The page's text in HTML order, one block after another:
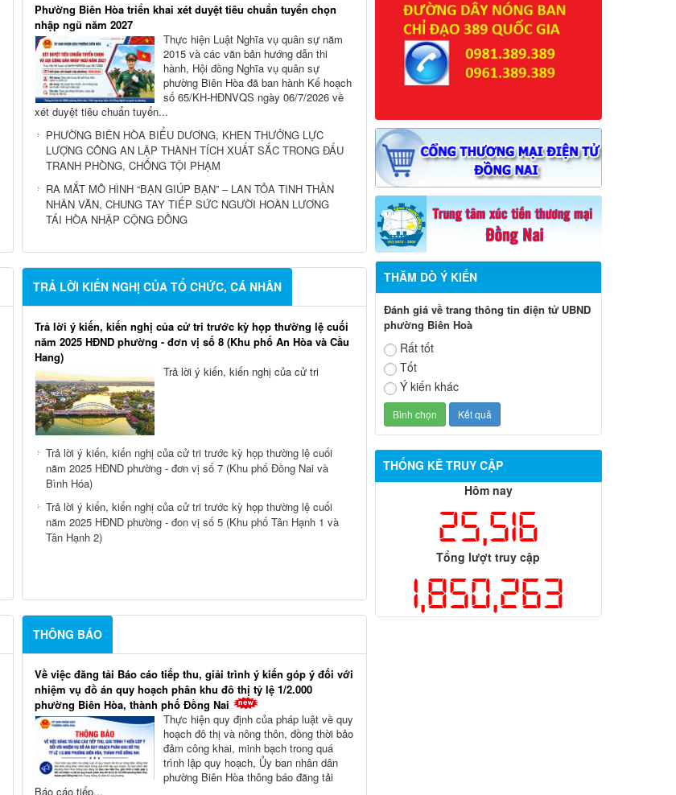
Phường Biên Hòa triển khai xét duyệt tiêu chuẩn tuyển chọn
nhập ngũ năm 2027
Thực hiện Luật Nghĩa vụ quân sự năm
2015 và các văn bản hướng dẫn thi
hành, Hội đồng Nghĩa vụ quân sự
phường Biên Hòa đã ban hành Kế hoạch
số 65/KH-HĐNVQS ngày 06/7/2026 về
xét duyệt tiêu chuẩn tuyển...
PHƯỜNG BIÊN HÒA BIỂU DƯƠNG, KHEN THƯỞNG LỰC
LƯỢNG CÔNG AN LẬP THÀNH TÍCH XUẤT SẮC TRONG ĐẤU
TRANH PHÒNG, CHỐNG TỘI PHẠM
RA MẮT MÔ HÌNH “BẠN GIÚP BẠN” – LAN TỎA TINH THẦN
NHÂN VĂN, CHUNG TAY TIẾP SỨC NGƯỜI HOÀN LƯƠNG
TÁI HÒA NHẬP CỘNG ĐỒNG
TRẢ LỜI KIẾN NGHỊ CỦA TỔ CHỨC, CÁ NHÂN
Trả lời ý kiến, kiến nghị của cử tri trước kỳ họp thường lệ cuối
năm 2025 HĐND phường - đơn vị số 8 (Khu phố An Hòa và Cầu
Hang)
Trả lời ý kiến, kiến nghị của cử tri
Trả lời ý kiến, kiến nghị của cử tri trước kỳ họp thường lệ cuối
năm 2025 HĐND phường - đơn vị số 7 (Khu phố Đồng Nai và
Bình Hóa)
Trả lời ý kiến, kiến nghị của cử tri trước kỳ họp thường lệ cuối
năm 2025 HĐND phường - đon vị số 5 (Khu phố Tân Hạnh 1 và
Tân Hạnh 2)
THÔNG BÁO
Về việc đăng tải Báo cáo tiếp thu, giải trình ý kiến góp ý đối với
nhiệm vụ đồ án quy hoạch phân khu đô thị tỷ lệ 1/2.000
phường Biên Hòa, thành phố Đồng Nai
Thực hiện quy định của pháp luật về quy
hoạch đô thị và nông thôn, đồng thời bảo
đảm công khai, minh bạch trong quá
trình lập quy hoạch, Ủy ban nhân dân
phường Biên Hòa thông báo đăng tải
Báo cáo tiếp...
THĂM DÒ Ý KIẾN
Đánh giá về trang thông tin điện tử UBND
phường Biên Hoà
Rất tốt
Tốt
Ý kiến khác
THỐNG KÊ TRUY CẬP
Hôm nay
25,516
Tổng lượt truy cập
1,850,263